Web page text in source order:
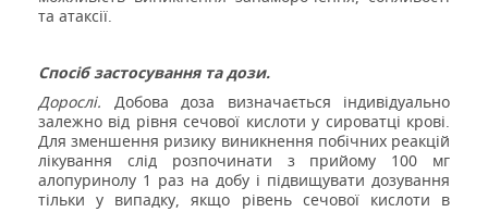
та атаксії.
Спосіб застосування та дози.
Дорослі. Добова доза визначається індивідуально
залежно від рівня сечової кислоти у сироватці крові.
Для зменшення ризику виникнення побічних реакцій
лікування слід розпочинати з прийому 100 мг
алопуринолу 1 раз на добу і підвищувати дозування
тільки у випадку, якщо рівень сечової кислоти в